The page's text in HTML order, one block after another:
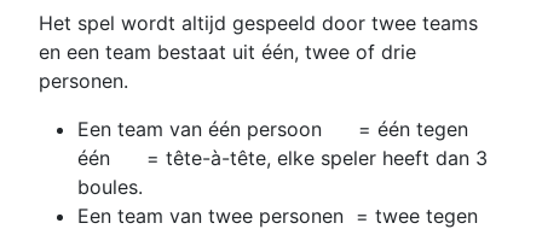
Het spel wordt altijd gespeeld door twee teams
en een team bestaat uit één, twee of drie
personen.
Een team van één persoon = één tegen
één = tête-à-tête, elke speler heeft dan 3
boules.
Een team van twee personen = twee tegen